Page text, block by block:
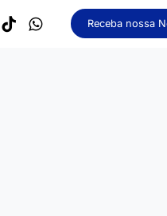
Receba nossa